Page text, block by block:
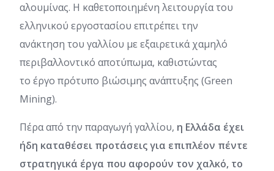
αλουμίνας. Η καθετοποιημένη λειτουργία του
ελληνικού εργοστασίου επιτρέπει την
ανάκτηση του γαλλίου με εξαιρετικά χαμηλό
περιβαλλοντικό αποτύπωμα, καθιστώντας
το έργο πρότυπο βιώσιμης ανάπτυξης (Green
Mining).
Πέρα από την παραγωγή γαλλίου, η Ελλάδα έχει
ήδη καταθέσει προτάσεις για επιπλέον πέντε
στρατηγικά έργα που αφορούν τον χαλκό, το